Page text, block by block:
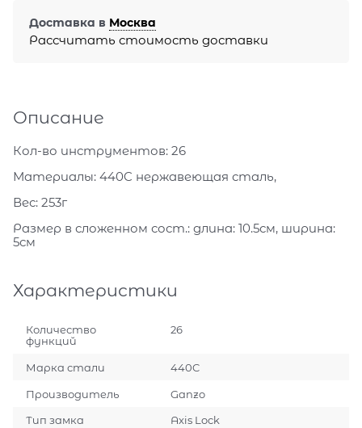
Доставка в Москва
Рассчитать стоимость доставки
Описание
Кол-во инструментов: 26
Материалы: 440C нержавеющая сталь,
Вес: 253г
Размер в сложенном сост.: длина: 10.5см, ширина:
5см
Характеристики
Количество
функций
26
Марка стали 440C
Производитель Ganzo
Тип замка Axis Lock